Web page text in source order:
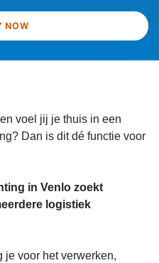
NOW
voel jij je thuis in een
Dan is dit dé functie voor
in Venlo zoekt
logistiek
je voor het verwerken,